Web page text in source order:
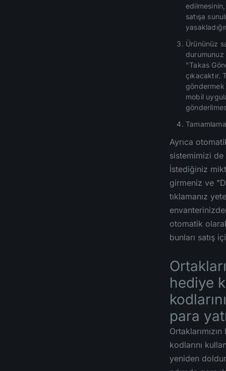
satışa
Ürününüz
"Takas
çıkacaktır.
göndermek
mobil
Ayrıca
sistemimizi
İstediğiniz
girmeniz ve
tıklamanız
otomatik
bunları satış
hediye
para
kodlarını
yeniden